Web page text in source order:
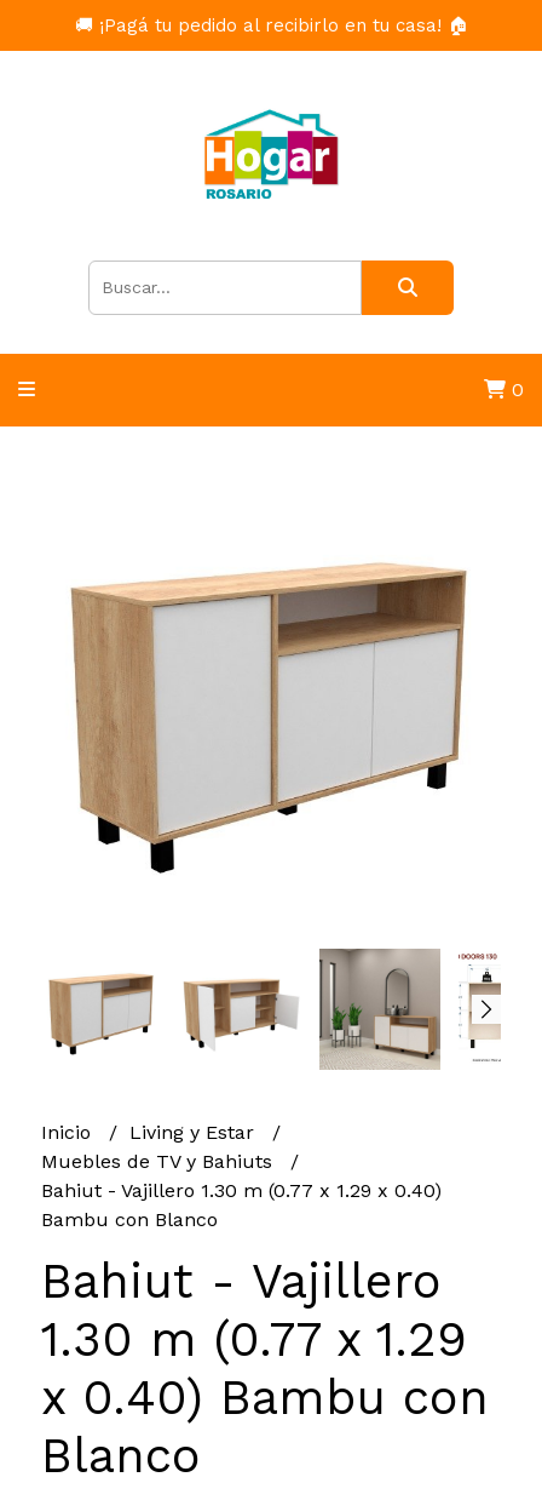
🚚 ¡Pagá tu pedido al recibirlo en tu casa! 🏠
0
Inicio
Living y Estar
Muebles de TV y Bahiuts
Bahiut - Vajillero 1.30 m (0.77 x 1.29 x 0.40)
Bambu con Blanco
Bahiut - Vajillero
1.30 m (0.77 x 1.29
x 0.40) Bambu con
Blanco